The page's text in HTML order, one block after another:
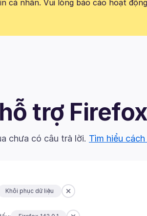
cá nhân. Vui lòng báo cáo hoạt
trợ Firefox
chưa có câu trả lời. Tìm hiểu
Khôi phục dữ liệu